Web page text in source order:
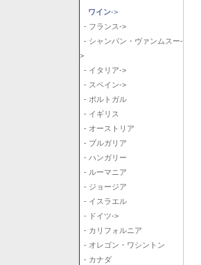
ワイン->
- フランス->
- シャンパン・ヴァンムスー-
>
- イタリア->
- スペイン->
- ポルトガル
- イギリス
- オーストリア
- ブルガリア
- ハンガリー
- ルーマニア
- ジョージア
- イスラエル
- ドイツ->
- カリフォルニア
- オレゴン・ワシントン
- カナダ